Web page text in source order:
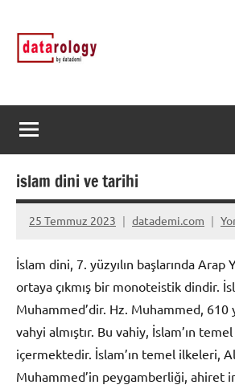
geçDATArology
by
rology
islam dini ve tarihi
25 Temmuz 2023 datademi.com
İslam dini, 7. yüzyılın başlarında Arap
ortaya çıkmış bir monoteistik dindir.
Muhammed’dir. Hz. Muhammed, 610
vahyi almıştır. Bu vahiy, İslam’ın
içermektedir. İslam’ın temel ilkeleri,
Muhammed’in peygamberliği, ahiret